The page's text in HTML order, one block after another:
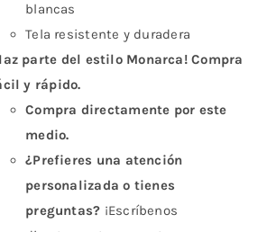
blancas
Tela resistente y duradera
parte del estilo Monarca! Compra
y rápido.
Compra directamente por este
medio.
¿Prefieres una atención
personalizada o tienes
preguntas? ¡Escríbenos